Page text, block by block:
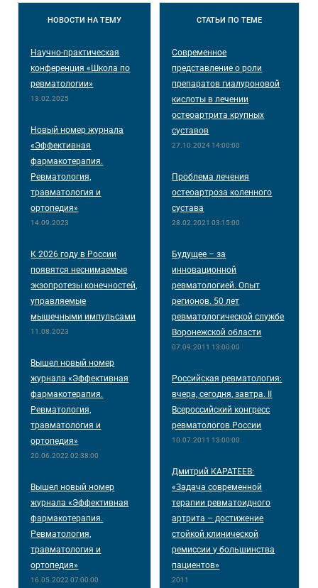
НОВОСТИНА ТЕМУ
Научно-практическая
конференция «Школа по
ревматологии»
13.02.2025
Новый номер журнала
«Эффективная
фармакотерапия.
Ревматология,
травматология и
ортопедия»
14.09.2023
К 2026 году в России
появятся неснимаемые
экзопротезы конечностей,
управляемые
мышечными импульсами
11.08.2023
Вышел новый номер
журнала «Эффективная
фармакотерапия.
Ревматология,
травматология и
ортопедия»
20.06.2022 02:38:00
Вышел новый номер
журнала «Эффективная
фармакотерапия.
Ревматология,
травматология и
ортопедия»
16.05.2022 07:00:00
СТАТЬИПО ТЕМЕ
Современное
представление о роли
препаратов гиалуроновой
кислоты в лечении
остеоартрита крупных
суставов
27.10.2024 14:00:00
Проблема лечения
остеоартроза коленного
сустава
28.02.2021 03:15:00
Будущее – за
инновационной
ревматологией. Опыт
регионов. 50 лет
ревматологической службе
Воронежской области
07.09.2011 13:00:00
Российская ревматология:
вчера, сегодня, завтра. II
Всероссийский конгресс
ревматологов России
10.07.2011 13:00:00
Дмитрий КАРАТЕЕВ:
«Задача современной
терапии ревматоидного
артрита – достижение
стойкой клинической
ремиссии у большинства
пациентов»
2011